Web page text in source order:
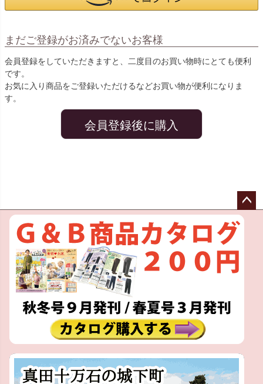
まだご登録がお済みでないお客様
会員登録をしていただきますと、二度目のお買い物時にとても便利
です。
お気に入り商品をご登録いただけるなどお買い物が便利になりま
す。
会員登録後に購入
ペー
へ